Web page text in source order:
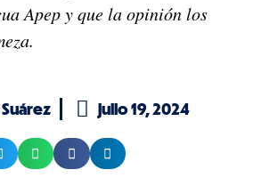
Apep y que la opinión los
julio 19, 2024